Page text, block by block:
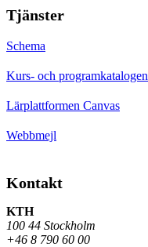
Tjänster
Schema
Kurs- och programkatalogen
Lärplattformen Canvas
Webbmejl
Kontakt
KTH
100 44 Stockholm
+46 8 790 60 00